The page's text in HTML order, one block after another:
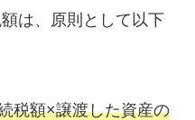
は、原則として以下
税額×譲渡した資産の